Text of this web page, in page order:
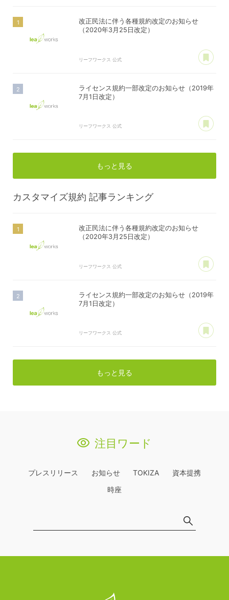
改正民法に伴う各種規約改定のお知らせ
（2020年3月25日改定）
リーフワークス 公式
ライセンス規約一部改定のお知らせ（2019年
7月1日改定）
リーフワークス 公式
もっと見る
カスタマイズ規約 記事ランキング
改正民法に伴う各種規約改定のお知らせ
（2020年3月25日改定）
リーフワークス 公式
ライセンス規約一部改定のお知らせ（2019年
7月1日改定）
リーフワークス 公式
もっと見る
注目ワード
プレスリリース お知らせ TOKIZA
資本提携
時座